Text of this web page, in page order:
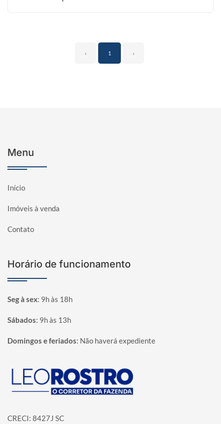
‹ 1 ›
Menu
Início
Imóveis à venda
Contato
Horário de funcionamento
Seg à sex: 9h às 18h
Sábados: 9h às 13h
Domingos e feriados: Não haverá expediente
Página inicial
CRECI: 8427J SC